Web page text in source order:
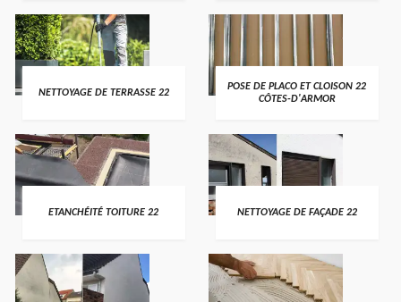
NETTOYAGE DE TERRASSE 22
POSE DE PLACO ET CLOISON 22
CÔTES-D'ARMOR
ETANCHÉITÉ TOITURE 22 NETTOYAGE DE FAÇADE 22